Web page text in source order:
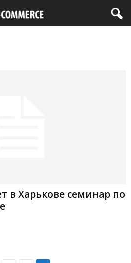
в Харькове семинар по